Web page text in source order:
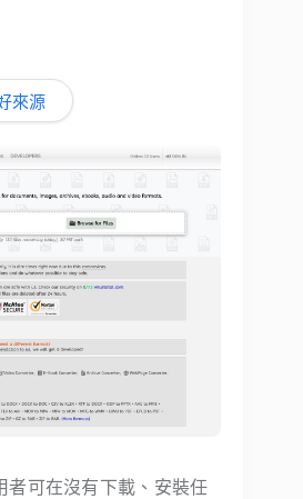
來源
者可在沒有下載、安裝任